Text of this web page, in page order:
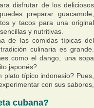
disfrutar de los deliciosos
preparar guacamole,
y tacos para una original
y nutritivas.
de las comidas típicas del
culinaria es grande.
como el dango, una sopa
japonés?
plato típico indonesio? Pues,
con sus sabores,
cubana?